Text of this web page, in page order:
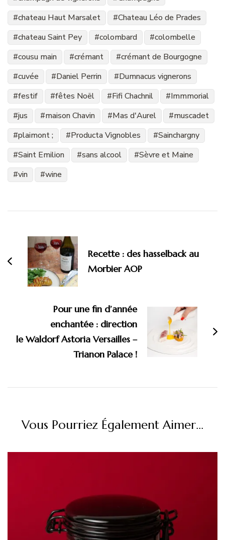
chateau Haut Marsalet
Chateau Léo de Prades
chateau Saint Pey
colombard
colombelle
cousu main
crémant
crémant de Bourgogne
cuvée
Daniel Perrin
Dumnacus vignerons
festif
fêtes Noël Fifi Chachnil
Immmorial
jus
maison Chavin Mas d'Aurel
muscadet
plaimont ;
Producta Vignobles
Sainchargny
Saint Emilion
sans alcool
Sèvre et Maine
vin
wine
d'article
Recette : des hasselback au
Morbier AOP
Pour une fin d’année
enchantée : direction
le Waldorf Astoria Versailles –
Trianon Palace !
Vous Pourriez Également Aimer...